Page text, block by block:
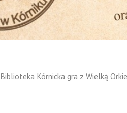
Biblioteka Kórnicka gra z Wielką